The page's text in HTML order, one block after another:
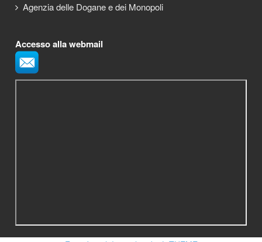
Agenzia delle Dogane e dei Monopoli
Accesso alla webmail